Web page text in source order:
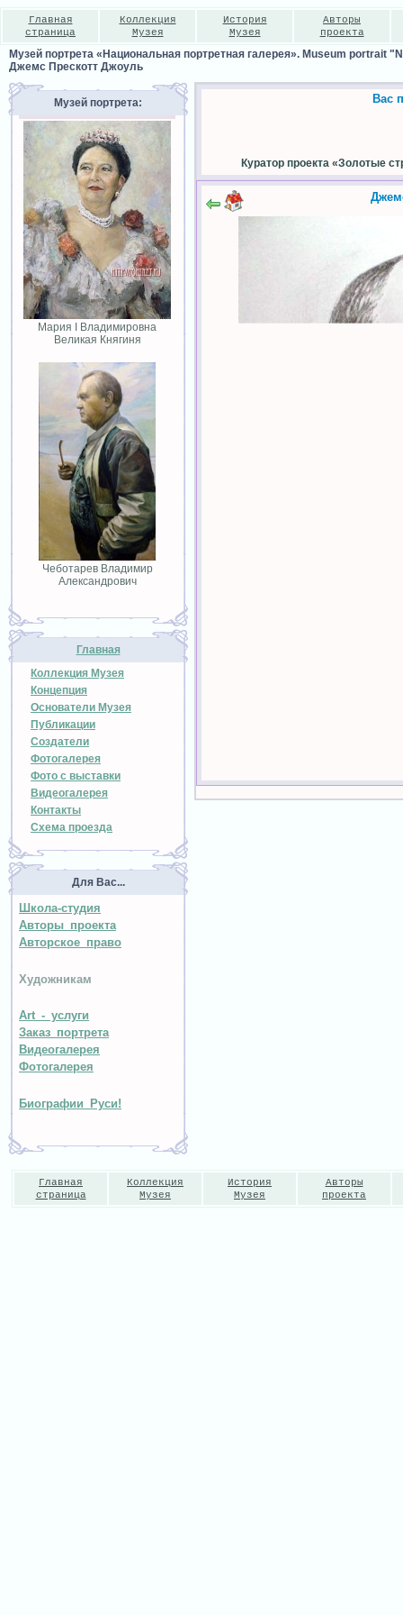
Главная
страница
Коллекция
Музея
История
Музея
Авторы
проекта
Музей портрета «Национальная портретная галерея». Museum portrait
Джемс Прескотт Джоуль
Музей портрета:
Мария I Владимировна
Великая Княгиня
Чеботарев Владимир
Александрович
Главная
Коллекция Музея
Концепция
Основатели Музея
Публикации
Создатели
Фотогалерея
Фото с выставки
Видеогалерея
Контакты
Схема проезда
Для Вас...
Школа-студия
Авторы проекта
Авторское право
Художникам
Art - услуги
Заказ портрета
Видеогалерея
Фотогалерея
Биографии Руси!
Вас
Куратор проекта «Золотые
Главная
страница
Коллекция
Музея
История
Музея
Авторы
проекта